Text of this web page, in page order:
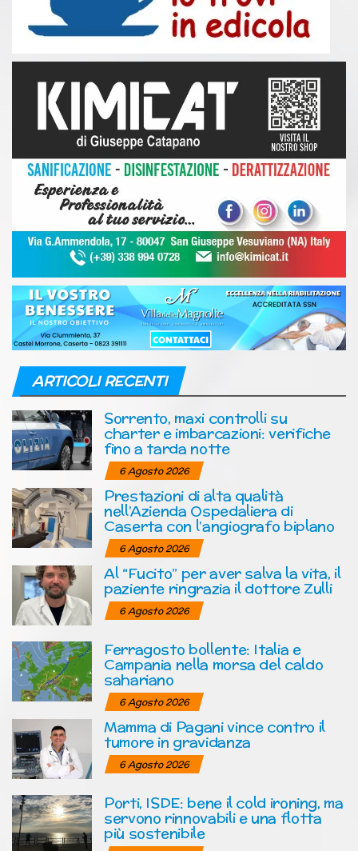
ARTICOLI RECENTI
Sorrento, maxi controlli su
charter e imbarcazioni: verifiche
fino a tarda notte
6 Agosto 2026
Prestazioni di alta qualità
nell’Azienda Ospedaliera di
Caserta con l’angiografo biplano
6 Agosto 2026
Al “Fucito” per aver salva la vita, il
paziente ringrazia il dottore Zulli
6 Agosto 2026
Ferragosto bollente: Italia e
Campania nella morsa del caldo
sahariano
6 Agosto 2026
Mamma di Pagani vince contro il
tumore in gravidanza
6 Agosto 2026
Porti, ISDE: bene il cold ironing, ma
servono rinnovabili e una flotta
più sostenibile